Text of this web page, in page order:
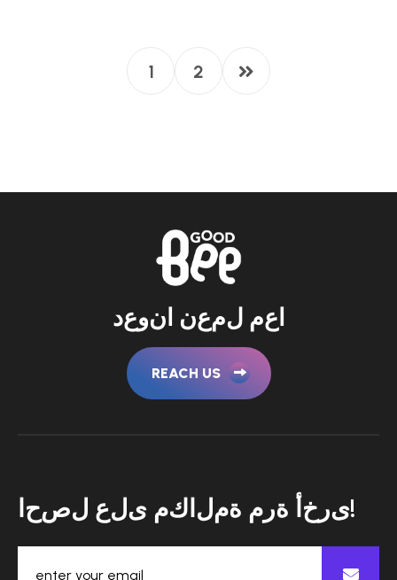
1 2
دعونا نعمل معا
REACH US
حصل على مك لمة م رة أ خ رى!